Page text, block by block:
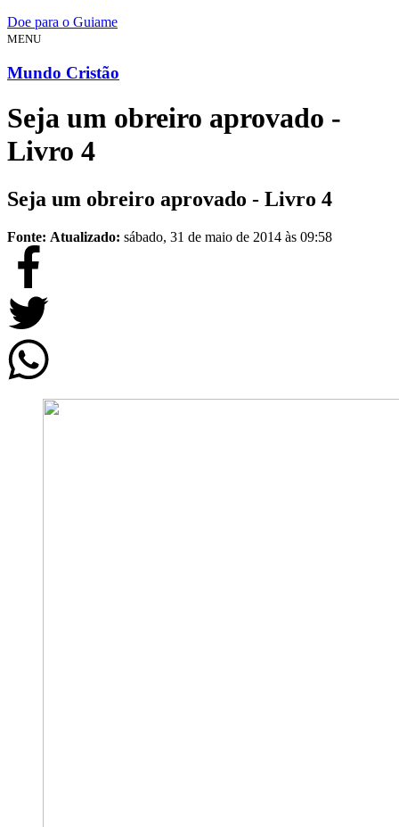
Doe para o Guiame
MENU
Mundo Cristão
Seja um obreiro aprovado -
Livro 4
Seja um obreiro aprovado - Livro 4
Fonte: Atualizado: sábado, 31 de maio de 2014 às 09:58